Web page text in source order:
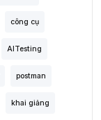
công cụ
AITesting
postman
khai giảng